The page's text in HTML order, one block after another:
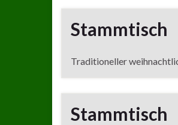
Stammtisch
Traditioneller
Stammtisch